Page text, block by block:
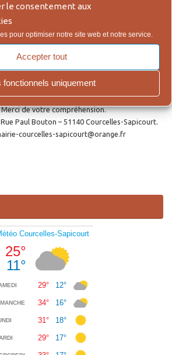
le consentement aux
pour optimiser notre site web et notre service.
Accepter tout
fonctionnels uniquement
ligne des actes de Naissance, Reconnaissance,
Mairie
public le lundi et le jeudi de 9h00 à 12h00 et de
de vacances estivales, le secrétariat sera
de votre compréhension.
Paul Bouton – 51140 Courcelles-Sapicourt.
courcelles-sapicourt@orange.fr